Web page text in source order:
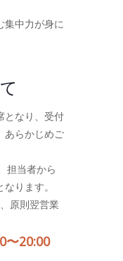
集中力が身に
となり、受付
あらかじめご
担当者から
ります。
原則翌営業
〜20:00